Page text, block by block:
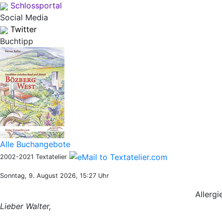
Schlossportal
Social Media
Twitter
Buchtipp
Alle Buchangebote
2002-2021 Textatelier
Sonntag, 9. August 2026, 15:27 Uhr
Lieber Walter,